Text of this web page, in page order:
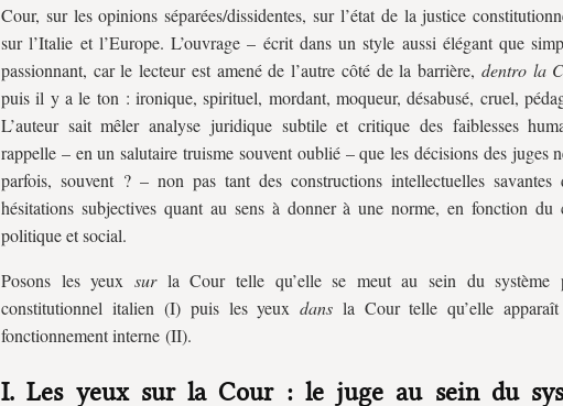
Cour, sur les opinions séparées/dissidentes, sur l’état de la justice
sur l’Italie et l’Europe. L’ouvrage – écrit dans un style aussi élégant que
passionnant, car le lecteur est amené de l’autre côté de la barrière, dentro la
puis il y a le ton : ironique, spirituel, mordant, moqueur, désabusé, cruel,
L’auteur sait mêler analyse juridique subtile et critique des faiblesses
rappelle – en un salutaire truisme souvent oublié – que les décisions des juges
parfois, souvent ? – non pas tant des constructions intellectuelles savantes
hésitations subjectives quant au sens à donner à une norme, en fonction du
politique et social.
Posons les yeux surla Cour telle qu’elle se meut au sein du système
constitutionnel italien (I) puis les yeuxdans la Cour telle qu’elle
fonctionnement interne (II).
I. Les yeux sur la Cour : le juge au sein du